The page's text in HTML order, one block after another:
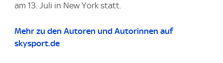
am 13. Juli in New York statt.
Mehr zu den Autoren und Autorinnen auf
skysport.de